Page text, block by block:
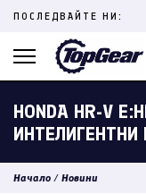
Skip
content
ПОСЛЕДВАЙТЕ НИ:
HONDA HR-V
Начало / Новини